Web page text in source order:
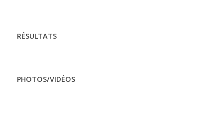
RÉSULTATS
PHOTOS/VIDÉOS